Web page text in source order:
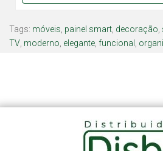
Tags: móveis painel smart decoração
TV moderno elegante funcional